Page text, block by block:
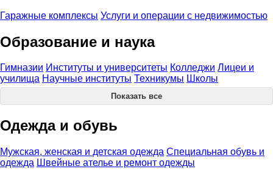
Гаражные комплексы Услуги и операции с недвижимостью
Образование и наука
Гимназии Институты и университеты Колледжи Лицеи и
училища Научные институты Техникумы Школы
Показать все
Одежда и обувь
Мужская, женская и детская одежда Специальная обувь и
одежда Швейные ателье и ремонт одежды